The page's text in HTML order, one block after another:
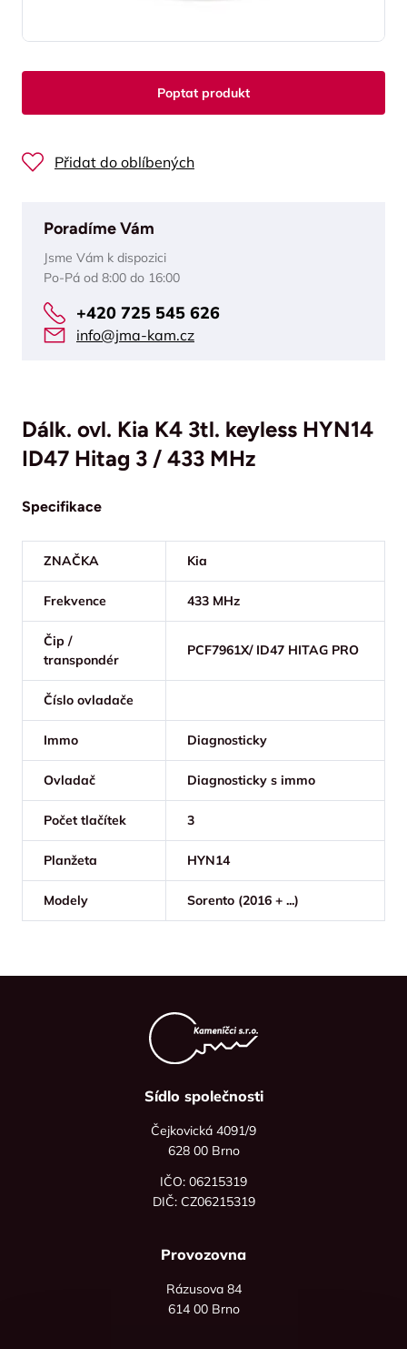
Poptat produkt
Přidat do oblíbených
Poradíme Vám
Jsme Vám k dispozici
Po-Pá od 8:00 do 16:00
+420 725 545 626
info@jma-kam.cz
Dálk. ovl. Kia K4 3tl. keyless HYN14
ID47 Hitag 3 / 433 MHz
Specifikace
ZNAČKA Kia
Frekvence 433 MHz
Čip /
transpondér
PCF7961X/ ID47 HITAG PRO
Číslo ovladače
Immo Diagnosticky
Ovladač Diagnosticky s immo
Počet tlačítek 3
Planžeta HYN14
Modely Sorento (2016 + ...)
Sídlo společnosti
Čejkovická 4091/9
628 00 Brno
IČO: 06215319
DIČ: CZ06215319
Provozovna
Rázusova 84
614 00 Brno